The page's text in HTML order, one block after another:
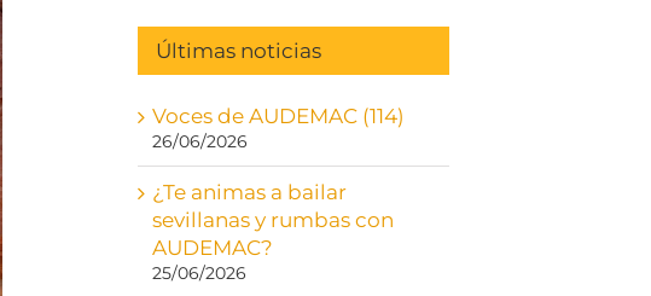
Últimas noticias
Voces de AUDEMAC (114)
26/06/2026
¿Te animas a bailar
sevillanas y rumbas con
AUDEMAC?
25/06/2026